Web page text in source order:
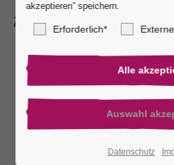
Amorbach 2
akzeptieren” speichern.
Erforderlich*
Datenschutz